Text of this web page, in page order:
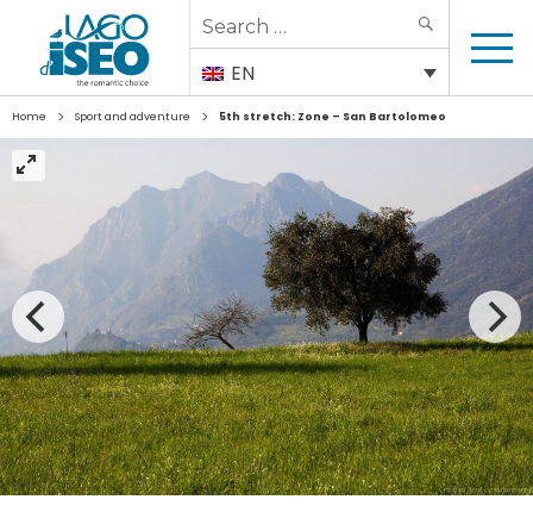
Search
for:
EN
Home > Sport and adventure > 5th stretch: Zone – San Bartolomeo